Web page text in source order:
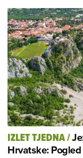
IZLET TJEDNA/
Hrvatske: